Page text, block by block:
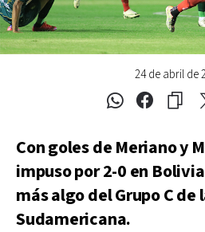
24 de abril de
Con goles de Meriano y
impuso por 2-0 en
más algo del Grupo C de
Sudamericana.